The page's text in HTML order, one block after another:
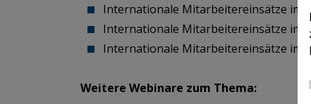
Internationale Mitarbeitereinsätze im
Internationale Mitarbeitereinsätze im
Internationale Mitarbeitereinsätze
Weitere Webinare zum Thema: